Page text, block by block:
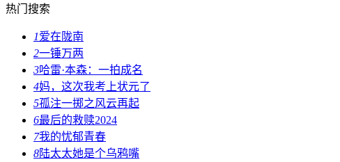
热门搜索
1爱在陇南
2一锤万两
3哈雷·本森：一拍成名
4妈，这次我考上状元了
5孤注一掷之风云再起
6最后的救赎2024
7我的忧郁青春
8陆太太她是个乌鸦嘴